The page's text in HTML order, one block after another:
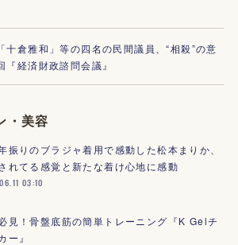
十倉雅和」等の四名の民間議員、“相殺”の意
経済財政諮問会議』
・美容
振りのブラジャ着用で感動した松本まりか、
れてる感覚と新たな着け心地に感動
03:10
見！骨盤底筋の簡単トレーニング『K Gelチ
ー』